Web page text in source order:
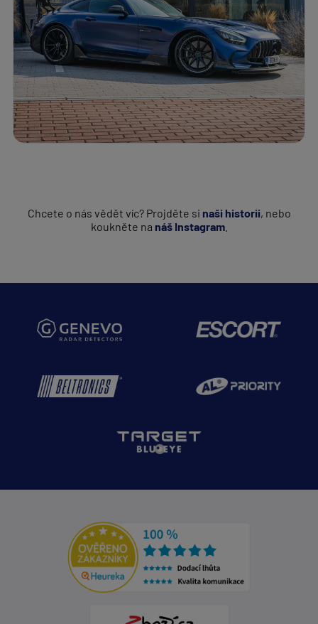
Chcete o nás vědět víc? Projděte si naši historii, nebo
koukněte na náš Instagram.